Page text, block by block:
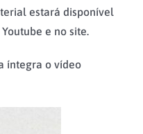
estará disponível
e no site.
íntegra o vídeo